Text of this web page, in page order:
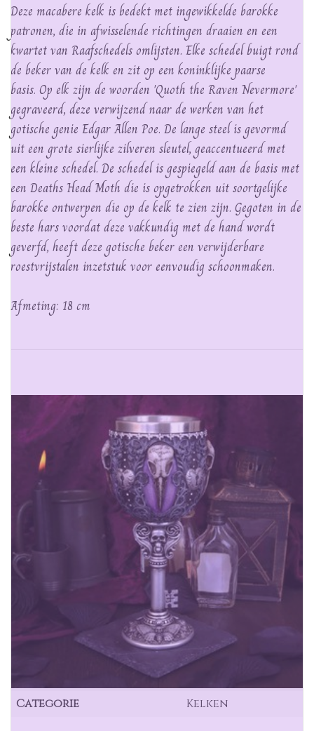
Deze macabere kelk is bedekt met ingewikkelde barokke
patronen, die in afwisselende richtingen draaien en een
kwartet van Raafschedels omlijsten. Elke schedel buigt rond
de beker van de kelk en zit op een koninklijke paarse
basis. Op elk zijn de woorden 'Quoth the Raven Nevermore'
gegraveerd, deze verwijzend naar de werken van het
gotische genie Edgar Allen Poe. De lange steel is gevormd
uit een grote sierlijke zilveren sleutel, geaccentueerd met
een kleine schedel. De schedel is gespiegeld aan de basis met
een Deaths Head Moth die is opgetrokken uit soortgelijke
barokke ontwerpen die op de kelk te zien zijn. Gegoten in de
beste hars voordat deze vakkundig met de hand wordt
geverfd, heeft deze gotische beker een verwijderbare
roestvrijstalen inzetstuk voor eenvoudig schoonmaken.
Afmeting: 18 cm
Categorie Kelken